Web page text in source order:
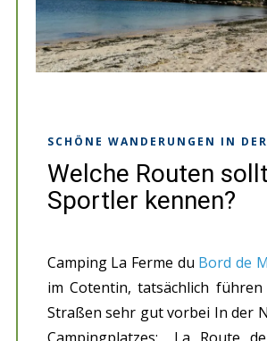
SCHÖNE WANDERUNGEN IN
Welche Routen
Sportler kennen?
Camping La Ferme du Bord de
im Cotentin, tatsächlich führen
Straßen sehr gut vorbei In der